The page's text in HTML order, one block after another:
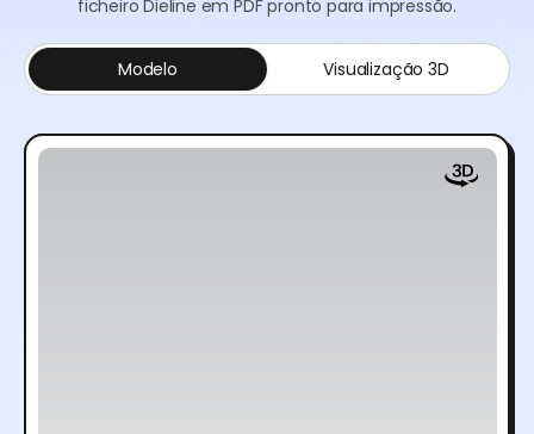
ficheiro Dieline em PDF pronto para impressão.
Modelo Visualização 3D